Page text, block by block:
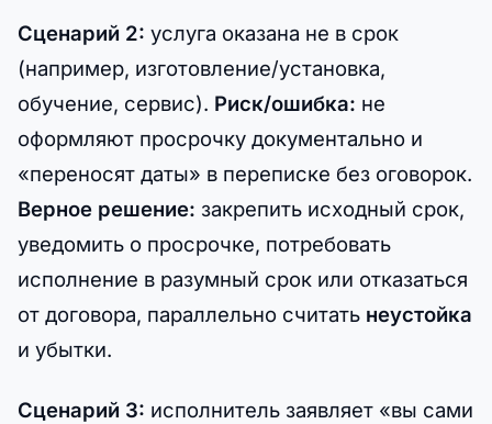
Сценарий 2: услуга оказана не в срок
(например, изготовление/установка,
обучение, сервис). Риск/ошибка: не
оформляют просрочку документально и
«переносят даты» в переписке без оговорок.
Верное решение: закрепить исходный срок,
уведомить о просрочке, потребовать
исполнение в разумный срок или отказаться
от договора, параллельно считать неустойка
и убытки.
Сценарий 3: исполнитель заявляет «вы сами